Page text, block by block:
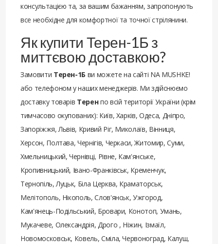
консультацією та, за вашим бажанням, запропонують
все необхідне для комфортної та точної стрілянини.
Як купити Терен-1Б з
миттєвою доставкою?
Замовити Терен-1Б ви можете на сайті NA MUSHKE!
або телефоном у наших менеджерів. Ми здійснюємо
доставку товарів Теренпо всій території України (крім
тимчасово окупованих): Київ, Харків, Одеса, Дніпро,
Запоріжжя, Львів, Кривий Ріг, Миколаїв, Вінниця,
Херсон, Полтава, Чернігів, Черкаси, Житомир, Суми,
Хмельницький, Чернівці, Рівне, Кам'янське,
Кропивницький, Івано-Франківськ, Кременчук,
Тернопіль, Луцьк, Біла Церква, Краматорськ,
Мелітополь, Нікополь, Слов'янськ, Ужгород,
Кам'янець-Подільський, Бровари, Конотоп, Умань,
Мукачеве, Олександрія, Дрого , Ніжин, Ізмаїл,
Новомосковськ, Ковель, Сміла, Червоноград, Калуш,